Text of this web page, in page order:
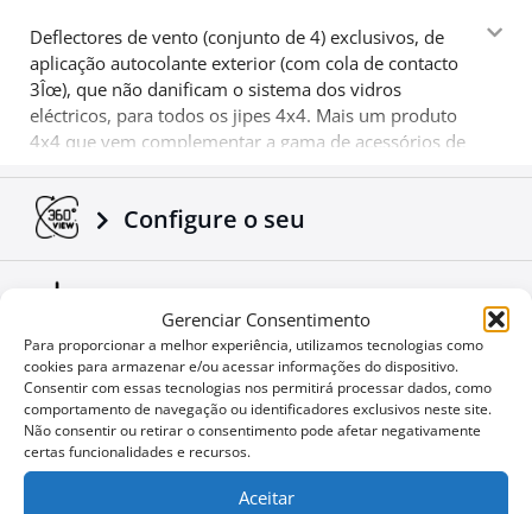
Gerenciar Consentimento
Para proporcionar a melhor experiência, utilizamos tecnologias como
cookies para armazenar e/ou acessar informações do dispositivo.
Consentir com essas tecnologias nos permitirá processar dados, como
comportamento de navegação ou identificadores exclusivos neste site.
Não consentir ou retirar o consentimento pode afetar negativamente
certas funcionalidades e recursos.
Aceitar
Deflectores de vento (conjunto de 4) exclusivos, de
aplicação autocolante exterior (com cola de contacto
3Îœ), que não danificam o sistema dos vidros
eléctricos, para todos os jipes 4x4. Mais um produto
4x4 que vem complementar a gama de acessórios de
Configure o seu
Notícias Corporativas
Ofertas especiais